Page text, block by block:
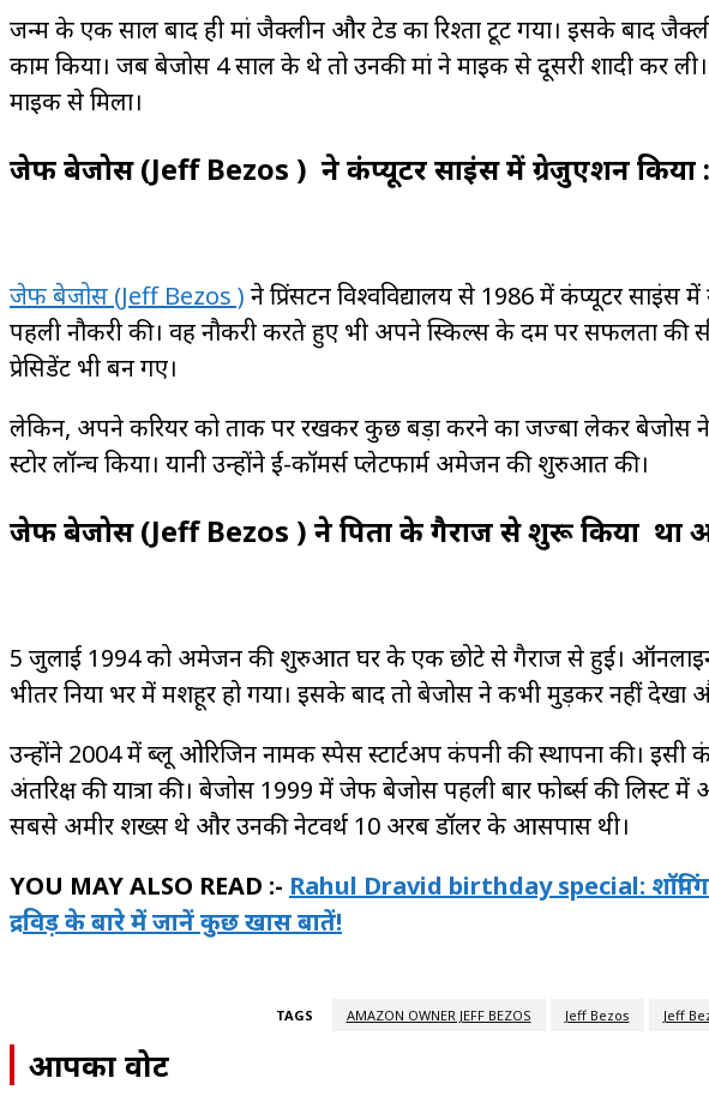
जन्म के एक साल बाद ही मां जैक्लीन और टेड का रिश्ता टूट गया। इसके बाद
काम किया। जब बेजोस 4 साल के थे तो उनकी मां ने माइक से दूसरी शादी कर ली।
माइक से मिला।
जेफ बेजोस (Jeff Bezos ) ने कंप्यूटर साइंस में ग्रेजुएशन किया :
जेफ बेजोस (Jeff Bezos ) ने प्रिंसटन विश्वविद्यालय से 1986 में कंप्यूटर
पहली नौकरी की। वह नौकरी करते हुए भी अपने स्किल्स के दम पर सफलता
प्रेसिडेंट भी बन गए।
लेकिन, अपने करियर को ताक पर रखकर कुछ बड़ा करने का जज्बा लेकर बेजोस
स्टोर लॉन्च किया। यानी उन्होंने ई-कॉमर्स प्लेटफार्म अमेजन की शुरुआत की।
जेफ बेजोस (Jeff Bezos ) ने पिता के गैराज से शुरू किया था
5 जुलाई 1994 को अमेजन की शुरुआत घर के एक छोटे से गैराज से हुई।
भीतर दुनिया भर में मशहूर हो गया। इसके बाद तो बेजोस ने कभी मुड़कर नहीं
उन्होंने 2004 में ब्लू ओरिजिन नामक स्पेस स्टार्टअप कंपनी की स्थापना की।
अंतरिक्ष की यात्रा की। बेजोस 1999 में जेफ बेजोस पहली बार फोर्ब्स की लिस्ट
सबसे अमीर शख्स थे और उनकी नेटवर्थ 10 अरब डॉलर के आसपास थी।
YOU MAY ALSO READ :- Rahul Dravid birthday special: शॉपिंग
द्रविड़ के बारे में जानें कुछ खास बातें!
TAGS AMAZON OWNER JEFF BEZOS Jeff Bezos Jeff
आपका वोट